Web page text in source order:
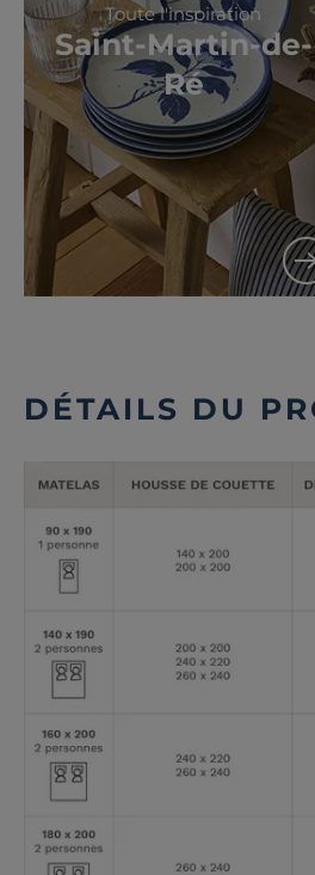
Toute l'inspiration
Saint-Martin-de-
Ré
DÉTAILS DU